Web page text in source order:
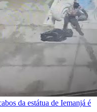
da estátua de Iemanjá é